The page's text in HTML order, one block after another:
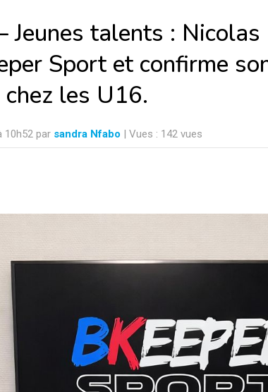
Jeunes talents :
Sport et confirme
les U16.
10h52 par sandra Nfabo | Vues : 142 vues